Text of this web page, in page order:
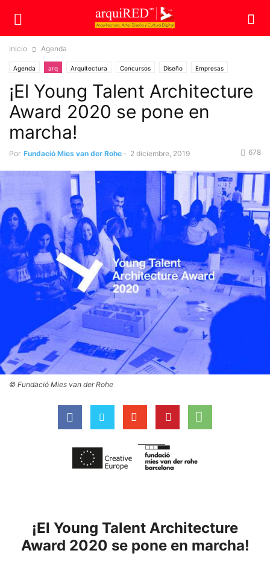
Inicio Agenda
Agenda arq Arquitectura Concursos Diseño Empresas
Premios
¡El Young Talent Architecture
Award 2020 se pone en
marcha!
Por Fundació Mies van der Rohe - 2 diciembre, 2019 678
© Fundació Mies van der Rohe
¡El Young Talent Architecture
Award 2020 se pone en marcha!